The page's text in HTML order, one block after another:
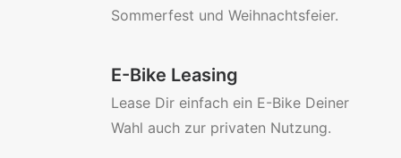
Sommerfest und Weihnachtsfeier.
E-Bike Leasing
Lease Dir einfach ein E-Bike Deiner
Wahl auch zur privaten Nutzung.